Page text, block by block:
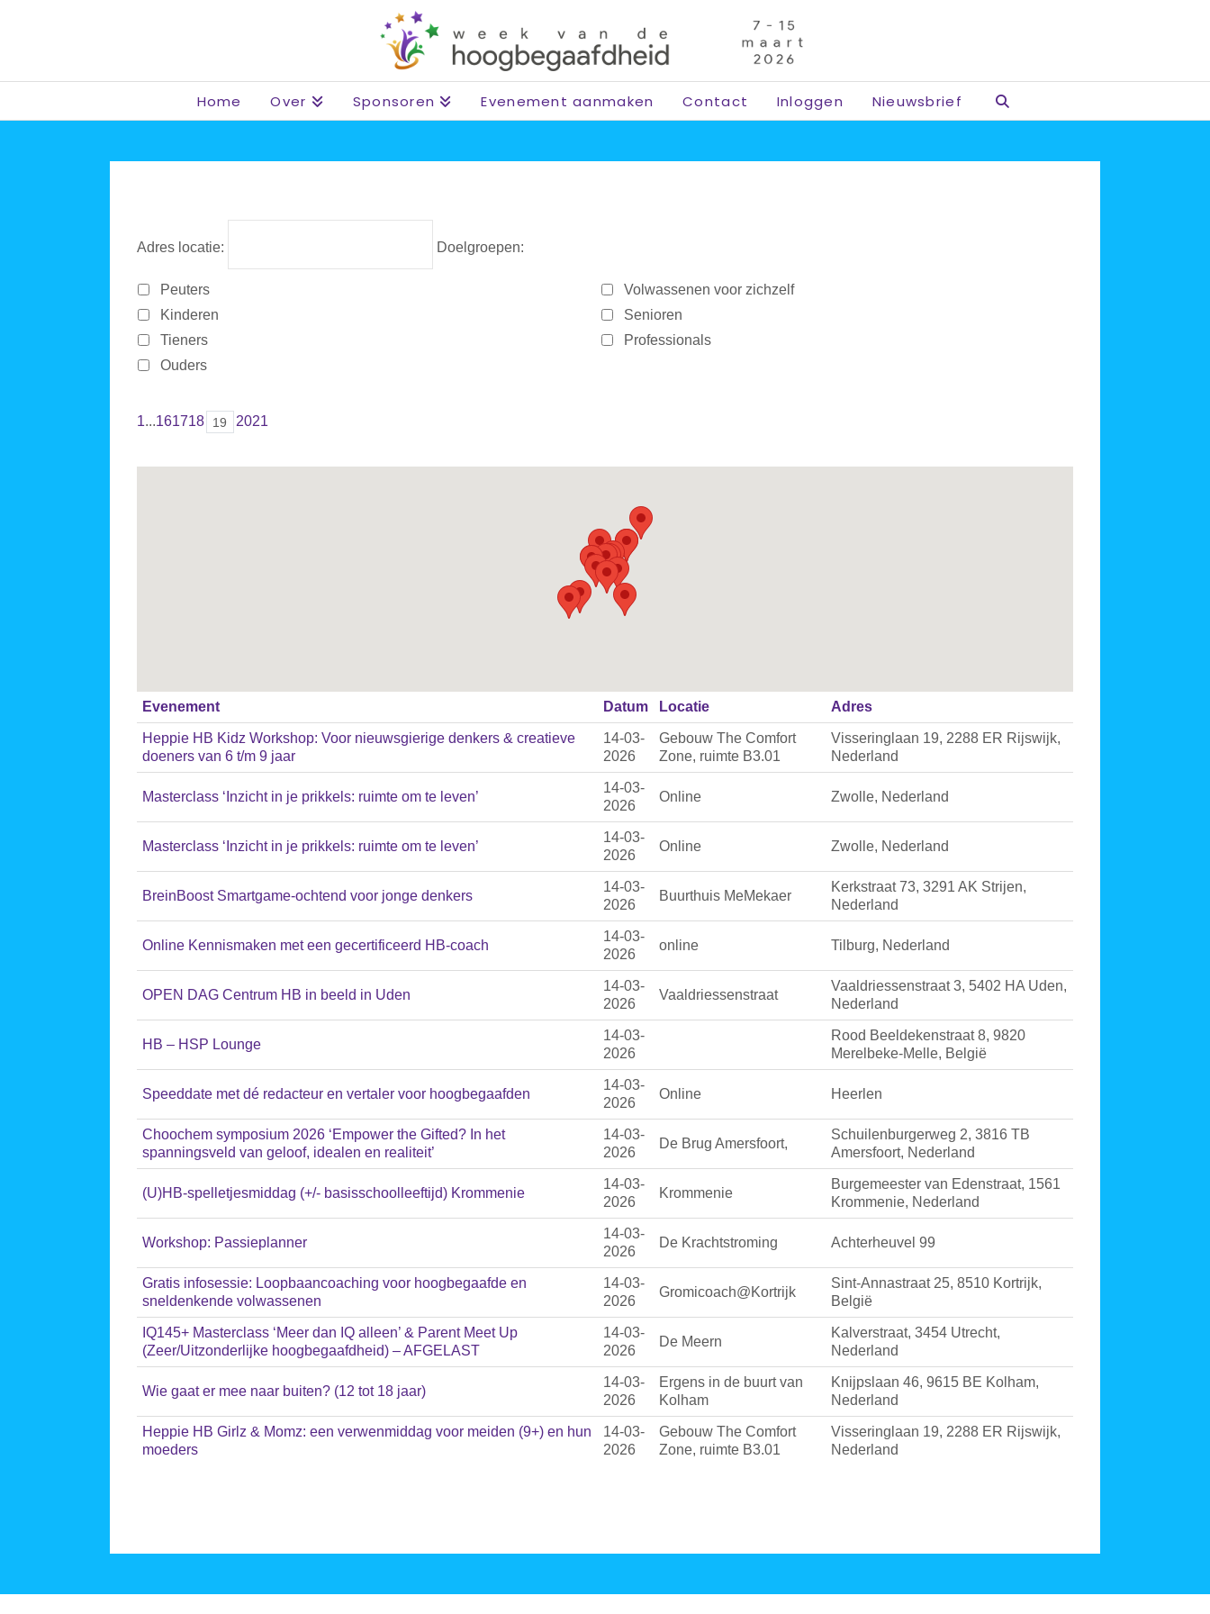
Home Over Sponsoren Evenement aanmaken Contact Inloggen Nieuwsbrief
Adres locatie: Doelgroepen:
Peuters
Kinderen
Tieners
Ouders
Volwassenen voor zichzelf
Senioren
Professionals
1...161718 19 2021
Evenement Datum Locatie Adres
Heppie HB Kidz Workshop: Voor nieuwsgierige denkers & creatieve
doeners van 6 t/m 9 jaar
14-03-
2026
Gebouw The Comfort
Zone, ruimte B3.01
Visseringlaan 19, 2288 ER Rijswijk,
Nederland
Masterclass ‘Inzicht in je prikkels: ruimte om te leven’
14-03-
2026
Online Zwolle, Nederland
Masterclass ‘Inzicht in je prikkels: ruimte om te leven’
14-03-
2026
Online Zwolle, Nederland
BreinBoost Smartgame-ochtend voor jonge denkers
14-03-
2026
Buurthuis MeMekaer
Kerkstraat 73, 3291 AK Strijen,
Nederland
Online Kennismaken met een gecertificeerd HB-coach
14-03-
2026
online Tilburg, Nederland
OPEN DAG Centrum HB in beeld in Uden
14-03-
2026
Vaaldriessenstraat
Vaaldriessenstraat 3, 5402 HA Uden,
Nederland
HB – HSP Lounge
14-03-
2026
Rood Beeldekenstraat 8, 9820
Merelbeke-Melle, België
Speeddate met dé redacteur en vertaler voor hoogbegaafden
14-03-
2026
Online Heerlen
Choochem symposium 2026 ‘Empower the Gifted? In het
spanningsveld van geloof, idealen en realiteit’
14-03-
2026
De Brug Amersfoort,
Schuilenburgerweg 2, 3816 TB
Amersfoort, Nederland
(U)HB-spelletjesmiddag (+/- basisschoolleeftijd) Krommenie
14-03-
2026
Krommenie
Burgemeester van Edenstraat, 1561
Krommenie, Nederland
Workshop: Passieplanner
14-03-
2026
De Krachtstroming Achterheuvel 99
Gratis infosessie: Loopbaancoaching voor hoogbegaafde en
sneldenkende volwassenen
14-03-
2026
Gromicoach@Kortrijk
Sint-Annastraat 25, 8510 Kortrijk,
België
IQ145+ Masterclass ‘Meer dan IQ alleen’ & Parent Meet Up
(Zeer/Uitzonderlijke hoogbegaafdheid) – AFGELAST
14-03-
2026
De Meern
Kalverstraat, 3454 Utrecht,
Nederland
Wie gaat er mee naar buiten? (12 tot 18 jaar)
14-03-
2026
Ergens in de buurt van
Kolham
Knijpslaan 46, 9615 BE Kolham,
Nederland
Heppie HB Girlz & Momz: een verwenmiddag voor meiden (9+) en hun
moeders
14-03-
2026
Gebouw The Comfort
Zone, ruimte B3.01
Visseringlaan 19, 2288 ER Rijswijk,
Nederland